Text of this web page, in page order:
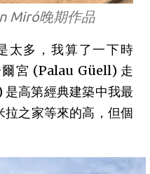
Miró晚期作品
多，我算了一下時
宮 (Palau Güell) 走
高第經典建築中我最
之家等來的高，但個